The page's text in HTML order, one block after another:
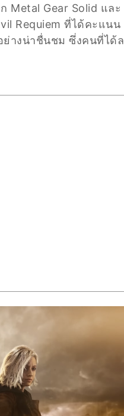
Metal Gear Solid แล
Requiem ที่ได้คะแน
างน่าชื่นชม ซึ่งคนที่ได้